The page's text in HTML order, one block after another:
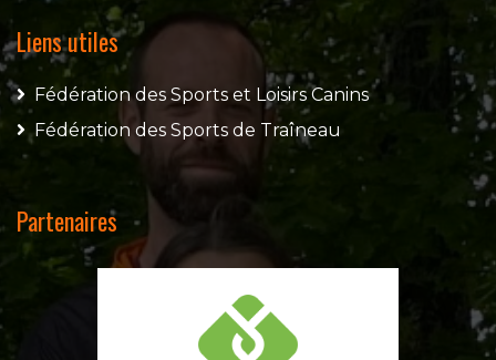
Liens utiles
Fédération des Sports et Loisirs Canins
Fédération des Sports de Traîneau
Partenaires